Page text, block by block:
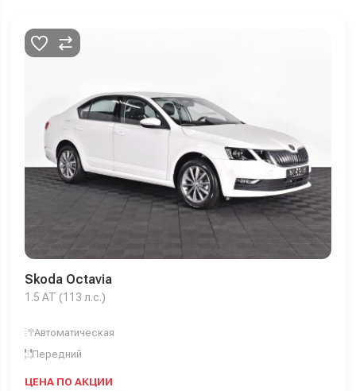
Skoda Octavia
1.5 AT (113 л.с.)
Автоматическая
Передний
ЦЕНА ПО АКЦИИ